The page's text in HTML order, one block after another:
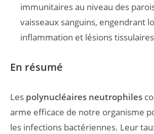
immunitaires au niveau des
vaisseaux sanguins, engendrant
inflammation et lésions
En résumé
Les polynucléaires neutrophiles
arme efficace de notre organisme
les infections bactériennes. Leur